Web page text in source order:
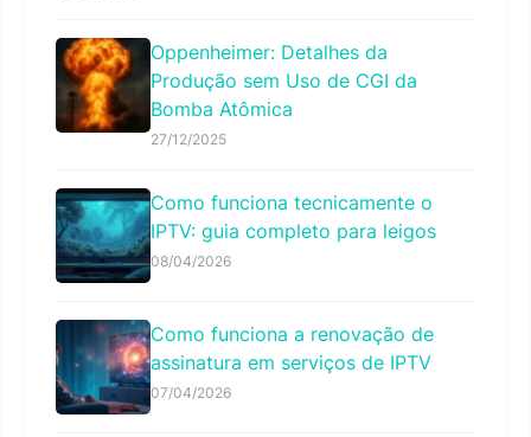
Oppenheimer: Detalhes da
Produção sem Uso de CGI da
Bomba Atômica
27/12/2025
Como funciona tecnicamente o
IPTV: guia completo para leigos
08/04/2026
Como funciona a renovação de
assinatura em serviços de IPTV
07/04/2026